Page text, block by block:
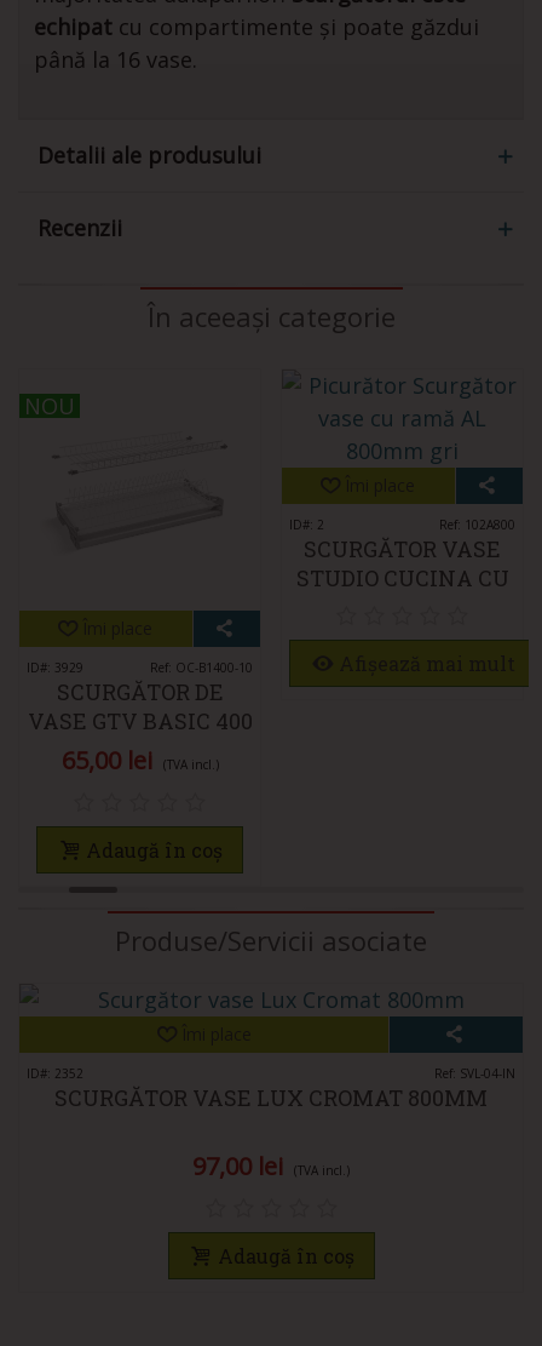
echipat cu compartimente și poate găzdui
până la 16 vase.
Detalii ale produsului
Recenzii
În aceeași categorie
NOU
NOU
ID#: 3929 Ref: OC-B1400-10
SCURGĂTOR DE
VASE GTV BASIC 400
MM – SISTEM
DUBLU NIVEL
ALB, PENTRU
PANOURI 16–18 MM
65,00 lei (TVA incl.)
Adaugă în coș
ID#: 2 Ref: 102A800
SCURGĂTOR VASE
STUDIO CUCINA CU
GRI
Produse/Servicii asociate
ID#: 2352 Ref: SVL-04-IN
SCURGĂTOR VASE LUX CROMAT 800MM
97,00 lei (TVA incl.)
Adaugă în coș